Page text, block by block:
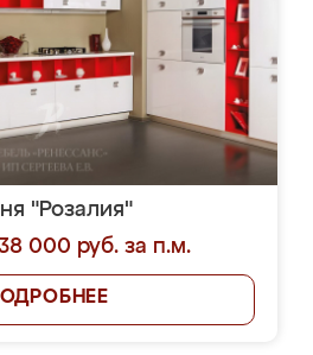
"Розалия"
000 руб. за п.м.